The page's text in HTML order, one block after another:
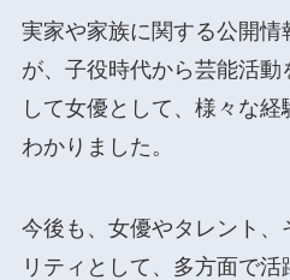
実家や家族に関する公開情
が、子役時代から芸能活
して女優として、様々な
わかりました。
今後も、女優やタレント、
リティとして、多方面で